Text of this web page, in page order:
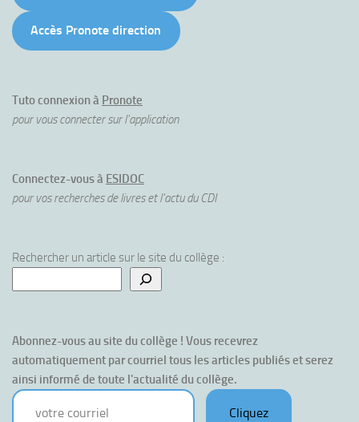
Accès Pronote direction
Tuto connexion à Pronote
pour vous connecter sur l'application
Connectez-vous à ESIDOC
pour vos recherches de livres et l'actu du CDI
Rechercher un article sur le site du collège :
Abonnez-vous au site du collège ! Vous recevrez
automatiquement par courriel tous les articles publiés et serez
ainsi informé de toute l'actualité du collège.
votre courriel
Cliquez